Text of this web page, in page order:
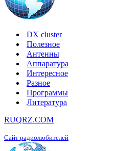
DX cluster
Полезное
Антенны
Аппаратура
Интересное
Разное
Программы
Литература
RUQRZ.COM
Сайт радиолюбителей